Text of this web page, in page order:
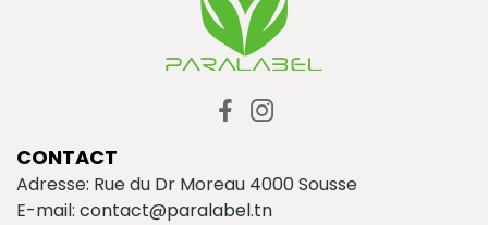
CONTACT
Adresse: Rue du Dr Moreau 4000 Sousse
E-mail: contact@paralabel.tn